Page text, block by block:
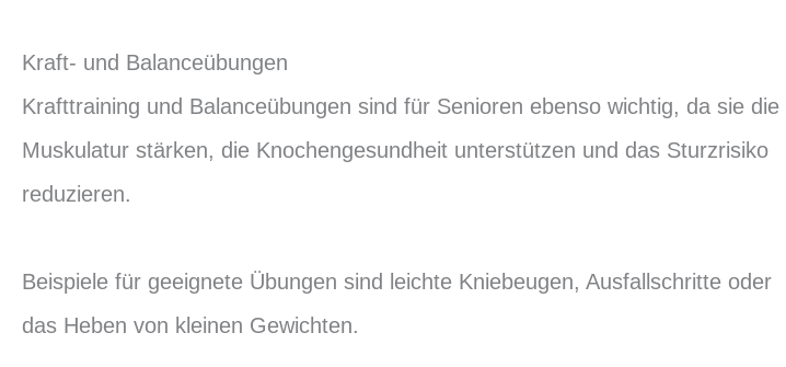
Kraft- und Balanceübungen
Krafttraining und Balanceübungen sind für Senioren ebenso wichtig, da sie die
Muskulatur stärken, die Knochengesundheit unterstützen und das Sturzrisiko
reduzieren.
Beispiele für geeignete Übungen sind leichte Kniebeugen, Ausfallschritte oder
das Heben von kleinen Gewichten.